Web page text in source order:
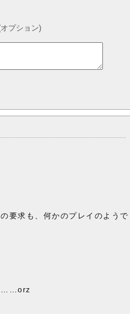
プション)
要求も、何かのプレイのようで
……orz